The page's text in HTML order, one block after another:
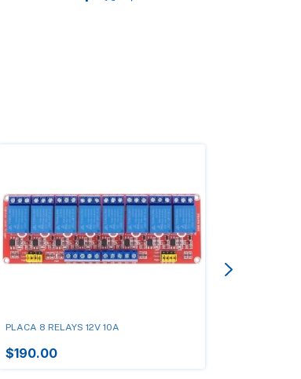
PLACA 8 RELAYS 12V 10A
$190.00